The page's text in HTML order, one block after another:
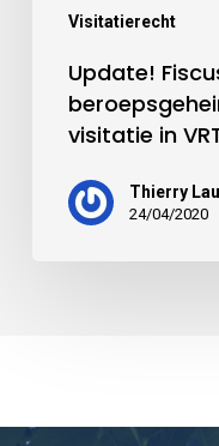
Visitatierecht
Update!
visitatie in
Thierry
24/04/2020